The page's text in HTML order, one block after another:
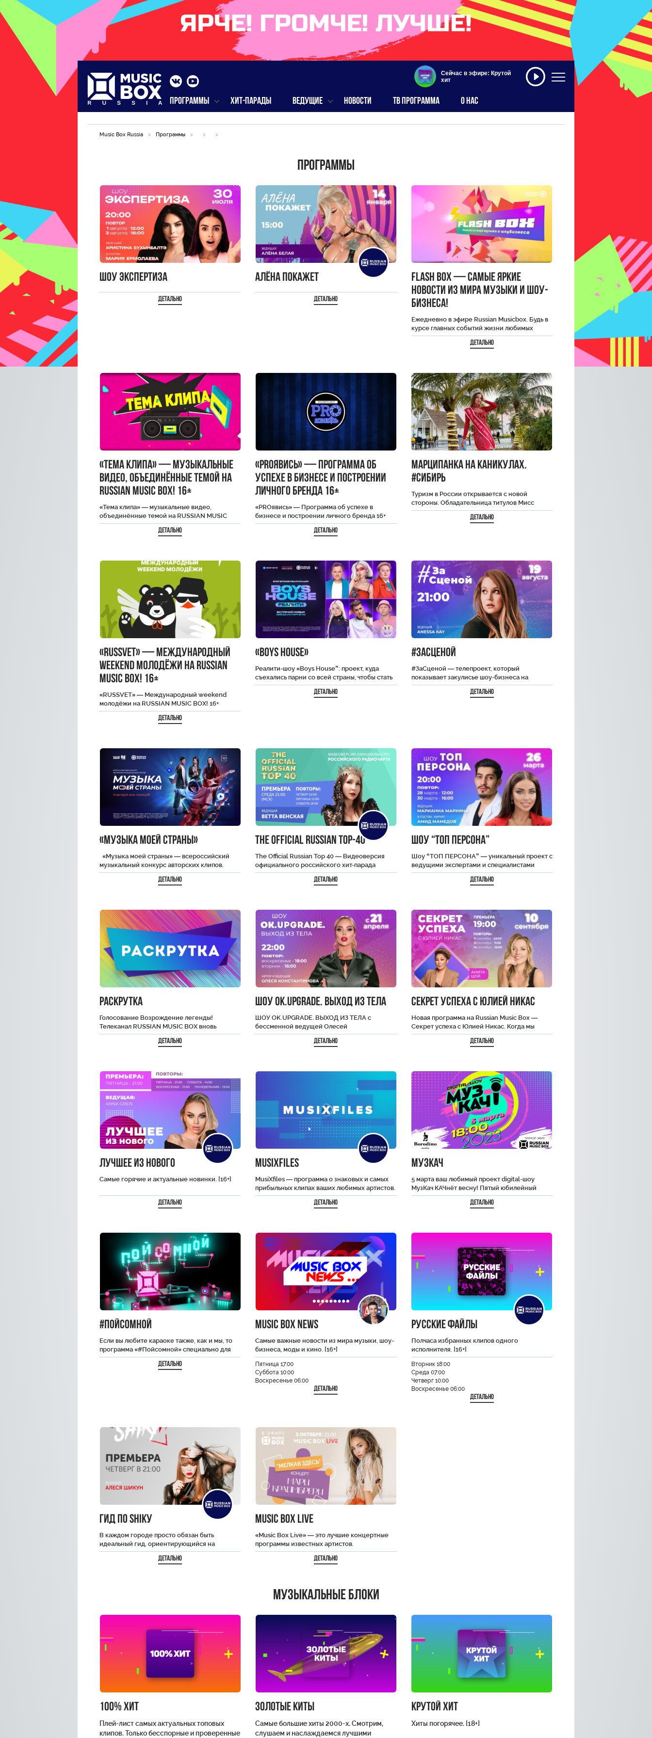
Сейчас в эфире: Крутой
хит
ПРОГРАММЫ ХИТ-ПАРАДЫ ВЕДУЩИЕ НОВОСТИ ТВ ПРОГРАММА О НАС
Music Box Russia > Программы > > >
Программы
Шоу Экспертиза
Детально
Алёна Покажет
Детально
Flash Box — самые яркие
новости из мира музыки и шоу-
бизнеса!
Ежедневно в эфире Russian Musicbox. Будь в
курсе главных событий жизни любимых
селебрити.
Детально
«Тема клипа» — музыкальные
видео, объединённые темой на
RUSSIAN MUSIC BOX! 16+
«Тема клипа» — музыкальные видео,
объединённые темой на RUSSIAN MUSIC
BOX! 16+
Детально
«PROявись» — Программа об
успехе в бизнесе и построении
личного бренда 16+
«PROявись» — Программа об успехе в
бизнесе и построении личного бренда 16+
Детально
Марципанка на каникулах.
#Сибирь
Туризм в России открывается с новой
стороны. Обладательница титулов Мисс
Европа и Мисс Туризм Крыма — Телеведущая
Татьяна Федорищева…Детально
«RUSSVET» — Международный
weekend молодёжи на RUSSIAN
MUSIC BOX! 16+
«RUSSVET» — Международный weekend
молодёжи на RUSSIAN MUSIC BOX! 16+
Детально
«BOYS HOUSE»
Реалити-шоу «Boys House”: проект, куда
съехались парни со всей страны, чтобы стать
новыми звёздами социальных сетей. До
Детально
#ЗаСценой
#ЗаСценой — телепроект, который
показывает закулисье шоу-бизнеса на
примере певицы Анессы Kay. Анесса покажет
подготовку к большому концерту!
Детально
«Музыка моей страны»
«Музыка моей страны» — всероссийский
музыкальный конкурс авторских клипов.
Организаторы проекта – телеканалы Большой
эфир Триколора и RUSSIAN…
Детально
The Official Russian Top-40
The Official Russian Top 40 — Видеоверсия
официального российского хит-парада
радиостанций по версии портала TOPHIT.
Клипы на 40 самых…Детально
Шоу “ТОП ПЕРСОНА”
Шоу “ТОП ПЕРСОНА” — уникальный проект с
ведущими экспертами и специалистами
разных областей. Каждая программа — это
Детально
РАСКРУТКА
Голосование Возрождение легенды!
Телеканал RUSSIAN MUSIC BOX вновь
запускает проект «Раскрутка», который даёт
шанс для молодых исполнителей
Детально
ШОУ OK.UPGRADE. ВЫХОД ИЗ ТЕЛА
ШОУ OK.UPGRADE. ВЫХОД ИЗ ТЕЛА с
бессменной ведущей Олесей
Константиновой в 4-м сезоне традиционно
соберет интересных героев и
Детально
Секрет Успеха с Юлией Никас
Новая программа на Russian Music Box —
Секрет успеха с Юлией Никас. Когда мы
видим, известного человека на экране…
Детально
Лучшее из нового
Самые горячие и актуальные новинки. [16+]
Детально
MusiXfiles
MusiXfiles — программа о знаковых и самых
прибыльных клипах ваших любимых артистов.
С нашей ведущей вы узнаете все
Детально
МузКач
5 марта ваш любимый проект digital-шоу
МузКач КАЧнёт весну! Пятый юбилейный
выпуск мега-масштабного телевизионного
концерта состоится 5 марта в…
Детально
#пойсомной
Если вы любите караоке также, как и мы, то
программа «#Пойсомной» специально для
вас. Вы услышите только хиты, и…
Детально
Music Box News
Самые важные новости из мира музыки, шоу-
бизнеса, моды и кино. [16+]
Пятница 17:00
Суббота 10:00
Воскресенье 06:00
Детально
Русские файлы
Полчаса избранных клипов одного
исполнителя. [16+]
Вторник 18:00
Среда 07:00
Четверг 10:00
Воскресенье 06:00
Детально
Гид по SHiKу
В каждом городе просто обязан быть
идеальный гид, ориентирующийся на
местности! А что если интересные локации
уже давно изучены…Детально
Music Box Live
«Music Box Live» — это лучшие концертные
программы известных артистов.
Качественный звук, профессиональная
съёмка и энергетика зала. Теперь не…
Детально
Музыкальные блоки
100% хит
Плей-лист самых актуальных топовых
клипов. Только бесспорные и проверенные
Золотые киты
Самые большие хиты 2000-х. Смотрим,
слушаем и наслаждаемся лучшими
Крутой хит
Хиты погорячее. [18+]